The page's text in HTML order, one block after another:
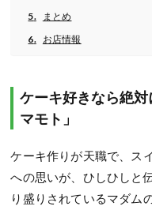
まとめ
お店情報
ケーキ好きなら絶
マモト」
ケーキ作りが天職で、ス
への思いが、ひしひしと
り盛りされているマダム